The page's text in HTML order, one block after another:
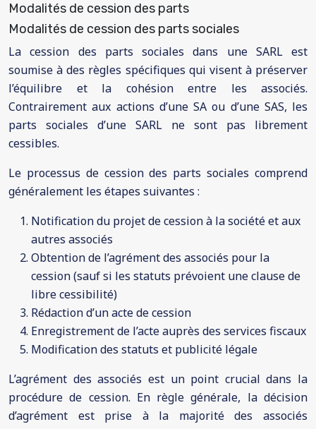
Modalités de cession des parts
Modalités de cession des parts sociales
La cession des parts sociales dans une SARL est
soumise à des règles spécifiques qui visent à préserver
l’équilibre et la cohésion entre les associés.
Contrairement aux actions d’une SA ou d’une SAS, les
parts sociales d’une SARL ne sont pas librement
cessibles.
Le processus de cession des parts sociales comprend
généralement les étapes suivantes :
Notification du projet de cession à la société et aux
autres associés
Obtention de l’agrément des associés pour la
cession (sauf si les statuts prévoient une clause de
libre cessibilité)
Rédaction d’un acte de cession
Enregistrement de l’acte auprès des services fiscaux
Modification des statuts et publicité légale
L’agrément des associés est un point crucial dans la
procédure de cession. En règle générale, la décision
d’agrément est prise à la majorité des associés